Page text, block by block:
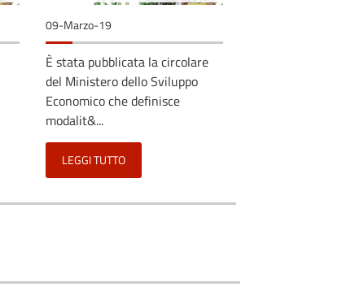
09-Marzo-19
È stata pubblicata la circolare
del Ministero dello Sviluppo
Economico che definisce
modalit&...
LEGGI TUTTO